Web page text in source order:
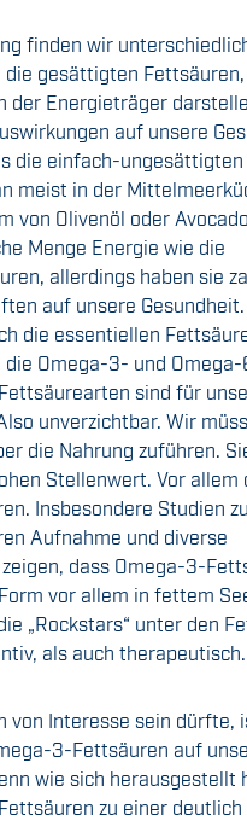
finden wir
die gesättigten
der Energieträger
auf unsere
die einfach-ungesättigten
meist in der
von Olivenöl oder
Menge Energie wie die
allerdings haben sie
auf unsere Gesundheit.
die essentiellen
die Omega-3- und
sind für
unverzichtbar. Wir
die Nahrung zuführen.
Stellenwert. Vor allem
Insbesondere Studien
Aufnahme und diverse
dass Omega-3-
vor allem in fettem
„Rockstars“ unter den
als auch therapeutisch.
von Interesse sein dürfte,
3-Fettsäuren auf
wie sich herausgestellt
zu einer deutlich